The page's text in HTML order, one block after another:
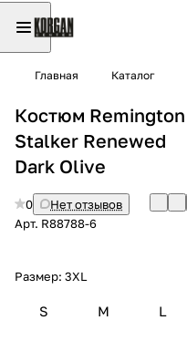
Главная Каталог
Костюм Remington
Stalker Renewed
Dark Olive
0
Нет отзывов
Арт. R88788-6
Размер: 3XL
S M L